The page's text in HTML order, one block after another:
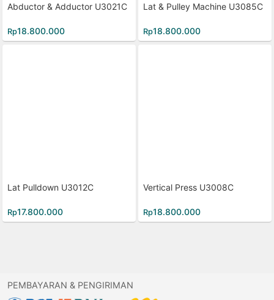
Abductor & Adductor U3021C
Rp18.800.000
Lat & Pulley Machine U3085C
Rp18.800.000
Lat Pulldown U3012C
Rp17.800.000
Vertical Press U3008C
Rp18.800.000
PEMBAYARAN & PENGIRIMAN